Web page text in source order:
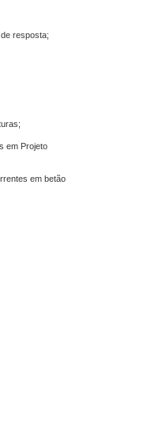
resposta;
em Projeto
em betão